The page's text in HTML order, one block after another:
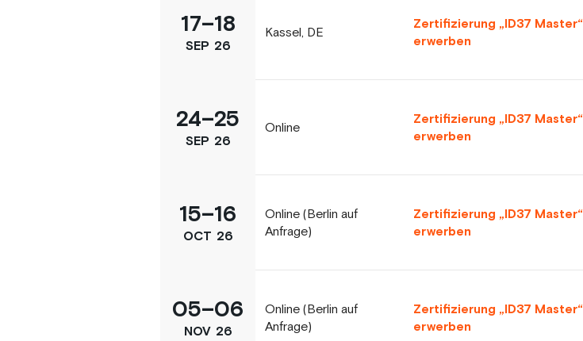
17–18
SEP 26
Kassel, DE
Zertifizierung „ID37 Master“
erwerben
24–25
SEP 26
Online
Zertifizierung „ID37 Master“
erwerben
15–16
OCT 26
Online (Berlin auf
Anfrage)
Zertifizierung „ID37 Master“
erwerben
05–06
NOV 26
Online (Berlin auf
Anfrage)
Zertifizierung „ID37 Master“
erwerben